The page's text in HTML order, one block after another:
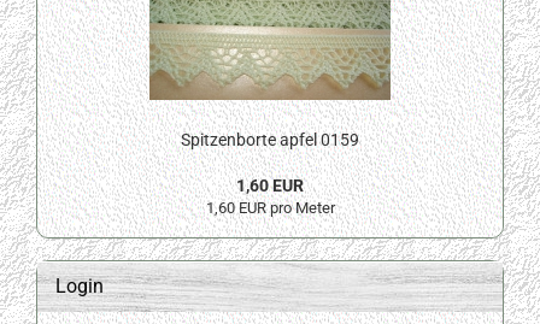
Spitzenborte apfel 0159
1,60 EUR
1,60 EUR pro Meter
Login